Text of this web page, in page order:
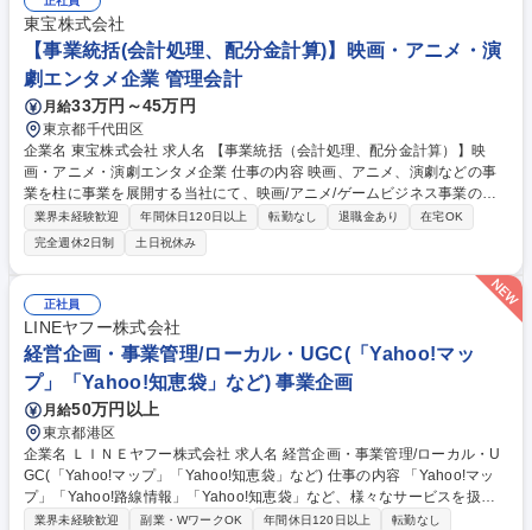
ランの推進 ■組織基盤の構築：会社規模拡大に伴う社内規程・ガイドライ
ンの整備やガバナンス体制の強化 ■経営層直下のスタッフとして会社経営
における意思決定や重要案件のサポート 募集職種 【経営企画】～パ・リ
ーグ6球団の未来を創る～ 裁量◎・経営直下ポジション
東宝株式会社
【事業統括(会計処理、配分金計算)】映画・アニメ・演
劇エンタメ企業 管理会計
月給33万円～45万円
東京都千代田区
企業名 東宝株式会社 求人名 【事業統括（会計処理、配分金計算）】映
画・アニメ・演劇エンタメ企業 仕事の内容 映画、アニメ、演劇などの事
業を柱に事業を展開する当社にて、映画/アニメ/ゲームビジネス事業の戦
略推進における会計処理、配分金計算をお任せします。※経理・財務経験
者歓迎です。 ・映画/アニメ事業の会計伝票処理を主とした経理業務・損
益計算 ・各作品の著作権者(幹事会社・ライセンサー・原作者・脚本家・
監督等)に対する配分および権利処理業務(レポート作成・報告・支払等) ・
上記の業務で使用する配分金計算システムの管理・運用 ・各営業部門にま
たがる庶務業務 募集職種 【事業統括（会計処理、配分金計算）】映画・
アニメ・演劇エンタメ企業
業界未経験歓迎 年間休日120日以上 転勤なし 退職金あり
在宅OK
完全週休2日制
土日祝休み
正社員
LINEヤフー株式会社
経営企画・事業管理/ローカル・UGC(「Yahoo!マッ
プ」「Yahoo!知恵袋」など) 事業企画
月給50万円以上
東京都港区
企業名 ＬＩＮＥヤフー株式会社 求人名 経営企画・事業管理/ローカル・U
GC(「Yahoo!マップ」「Yahoo!知恵袋」など) 仕事の内容 「Yahoo!マッ
プ」「Yahoo!路線情報」「Yahoo!知恵袋」など、様々なサービスを扱う
ローカル・UGC領域において、各事業の事業責任者とともに経営課題解決
業界未経験歓迎 副業・WワークOK 年間休日120日以上
転勤なし